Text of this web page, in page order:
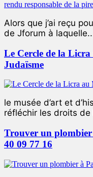
Alors que j’ai reçu
de Jforum à
Le Cercle de la Licra
Judaïsme
le musée d’art et
réfléchir les droits de
Trouver un plombier
40 09 77 16